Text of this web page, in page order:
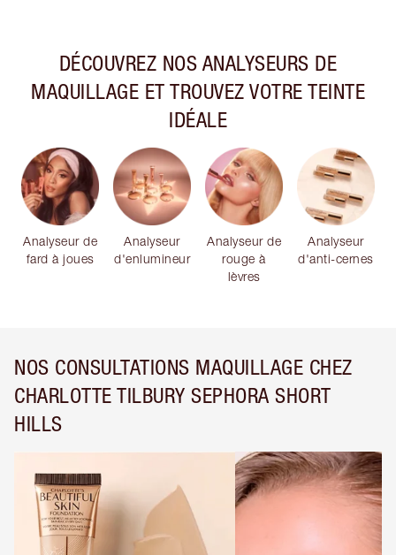
DÉCOUVREZ NOS ANALYSEURS DE
MAQUILLAGE ET TROUVEZ VOTRE TEINTE
IDÉALE
Analyseur de
fard à joues
Analyseur
d'enlumineur
Analyseur de
rouge à
lèvres
Analyseur
d'anti-cernes
NOS CONSULTATIONS MAQUILLAGE CHEZ
CHARLOTTE TILBURY SEPHORA SHORT
HILLS